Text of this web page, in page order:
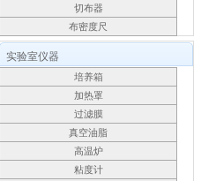
切布器
布密度尺
实验室仪器
培养箱
加热罩
过滤膜
真空油脂
高温炉
粘度计